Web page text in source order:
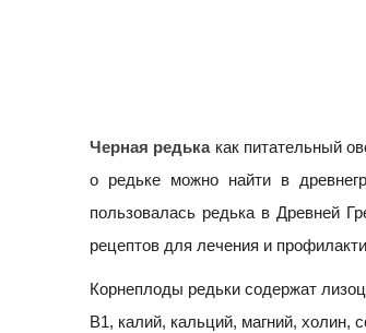
Черная редька как питательный
о редьке можно найти в
пользовалась редька в Древней
рецептов для лечения и
Корнеплоды редьки содержат
В1, калий, кальций, магний, холин,